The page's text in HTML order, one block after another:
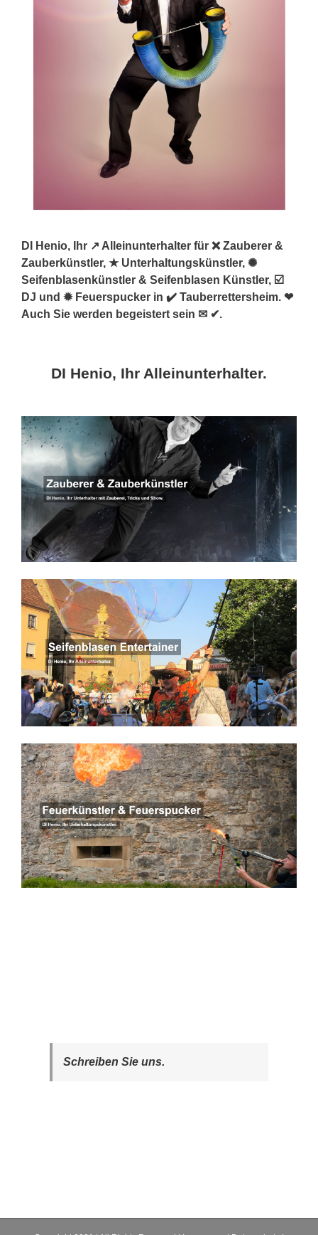
DI Henio, Ihr ↗️ Alleinunterhalter für ❌ Zauberer &
Zauberkünstler, ★ Unterhaltungskünstler, ✺
Seifenblasenkünstler & Seifenblasen Künstler, ☑️
DJ und ✹ Feuerspucker in ✔️ Tauberrettersheim. ❤
Auch Sie werden begeistert sein ✉ ✔.
DI Henio, Ihr Alleinunterhalter.
Schreiben Sie uns.